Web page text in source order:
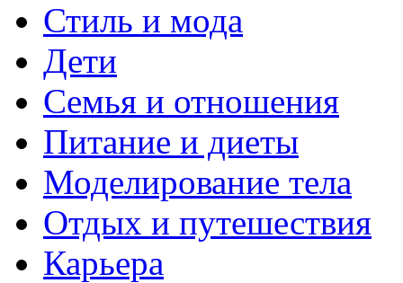
Стиль и мода
Дети
Семья и отношения
Питание и диеты
Моделирование тела
Отдых и путешествия
Карьера